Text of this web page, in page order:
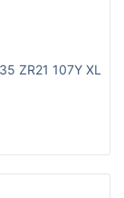
ZR21 107Y XL